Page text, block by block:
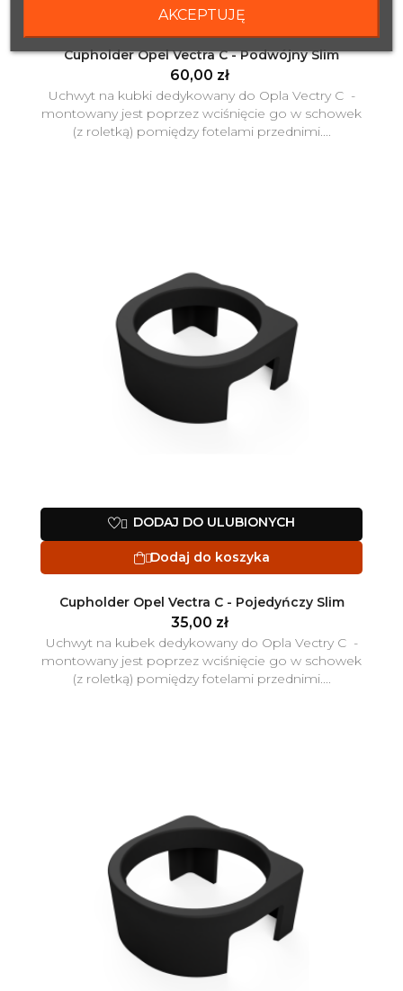
Dodaj do koszyka
Cupholder Opel Vectra C - Podwójny Slim
60,00 zł
Uchwyt na kubki dedykowany do Opla Vectry C -
montowany jest poprzez wciśnięcie go w schowek
(z roletką) pomiędzy fotelami przednimi....
 DODAJ DO ULUBIONYCH
Dodaj do koszyka
Cupholder Opel Vectra C - Pojedyńczy Slim
35,00 zł
Uchwyt na kubek dedykowany do Opla Vectry C -
montowany jest poprzez wciśnięcie go w schowek
(z roletką) pomiędzy fotelami przednimi....
AKCEPTUJĘ